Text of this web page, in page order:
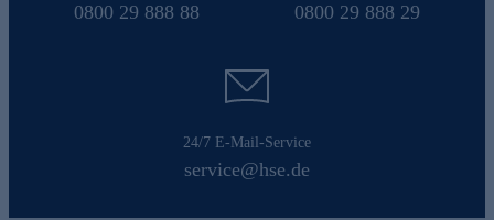
0800 29 888 88 0800 29 888 29
24/7 E-Mail-Service
service@hse.de